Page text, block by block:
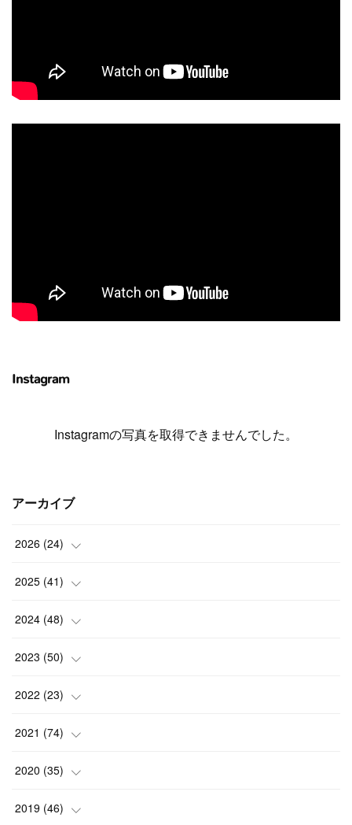
Instagram
Instagramの写真を取得できませんでした。
アーカイブ
2026 (24)
(1)
(3)
(2)
(7)
)
2025 (41)
(4)
(4)
(3)
(1)
)
2024 (48)
(3)
(2)
(4)
(3)
)
2023 (50)
(3)
(7)
(2)
(4)
2022 (23)
(5)
(1)
(1)
2021 (74)
(3)
(4)
2020 (35)
(7)
2019 (46)